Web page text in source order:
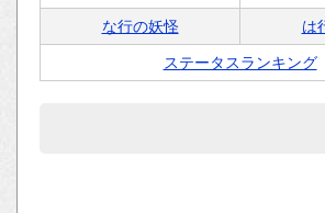
な行の妖怪 は
ステータスランキング